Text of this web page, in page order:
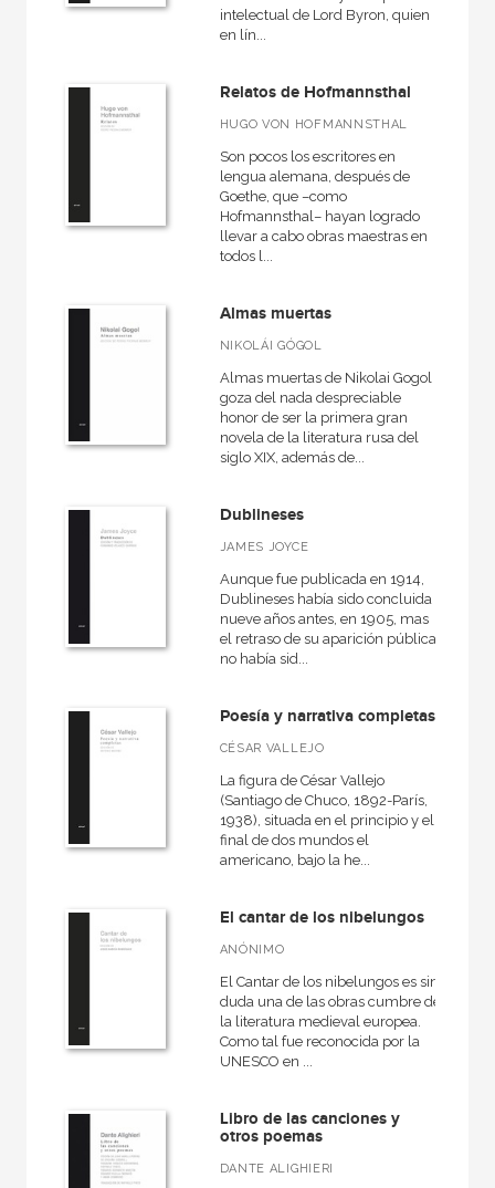
Ebook
Papel
Catálogos PDF
intelectual de Lord Byron, quien
en lín...
Relatos de Hofmannsthal
HUGO VON HOFMANNSTHAL
Son pocos los escritores en
lengua alemana, después de
Goethe, que –como
Hofmannsthal– hayan logrado
llevar a cabo obras maestras en
todos l...
Almas muertas
NIKOLÁI GÓGOL
Almas muertas de Nikolai Gogol
goza del nada despreciable
honor de ser la primera gran
novela de la literatura rusa del
siglo XIX, además de...
Dublineses
JAMES JOYCE
Aunque fue publicada en 1914,
Dublineses había sido concluida
nueve años antes, en 1905, mas
el retraso de su aparición pública
no había sid...
Poesía y narrativa completas
CÉSAR VALLEJO
La figura de César Vallejo
(Santiago de Chuco, 1892-París,
1938), situada en el principio y el
final de dos mundos el
americano, bajo la he...
El cantar de los nibelungos
ANÓNIMO
El Cantar de los nibelungos es sin
duda una de las obras cumbre de
la literatura medieval europea.
Como tal fue reconocida por la
UNESCO en ...
Libro de las canciones y
otros poemas
DANTE ALIGHIERI